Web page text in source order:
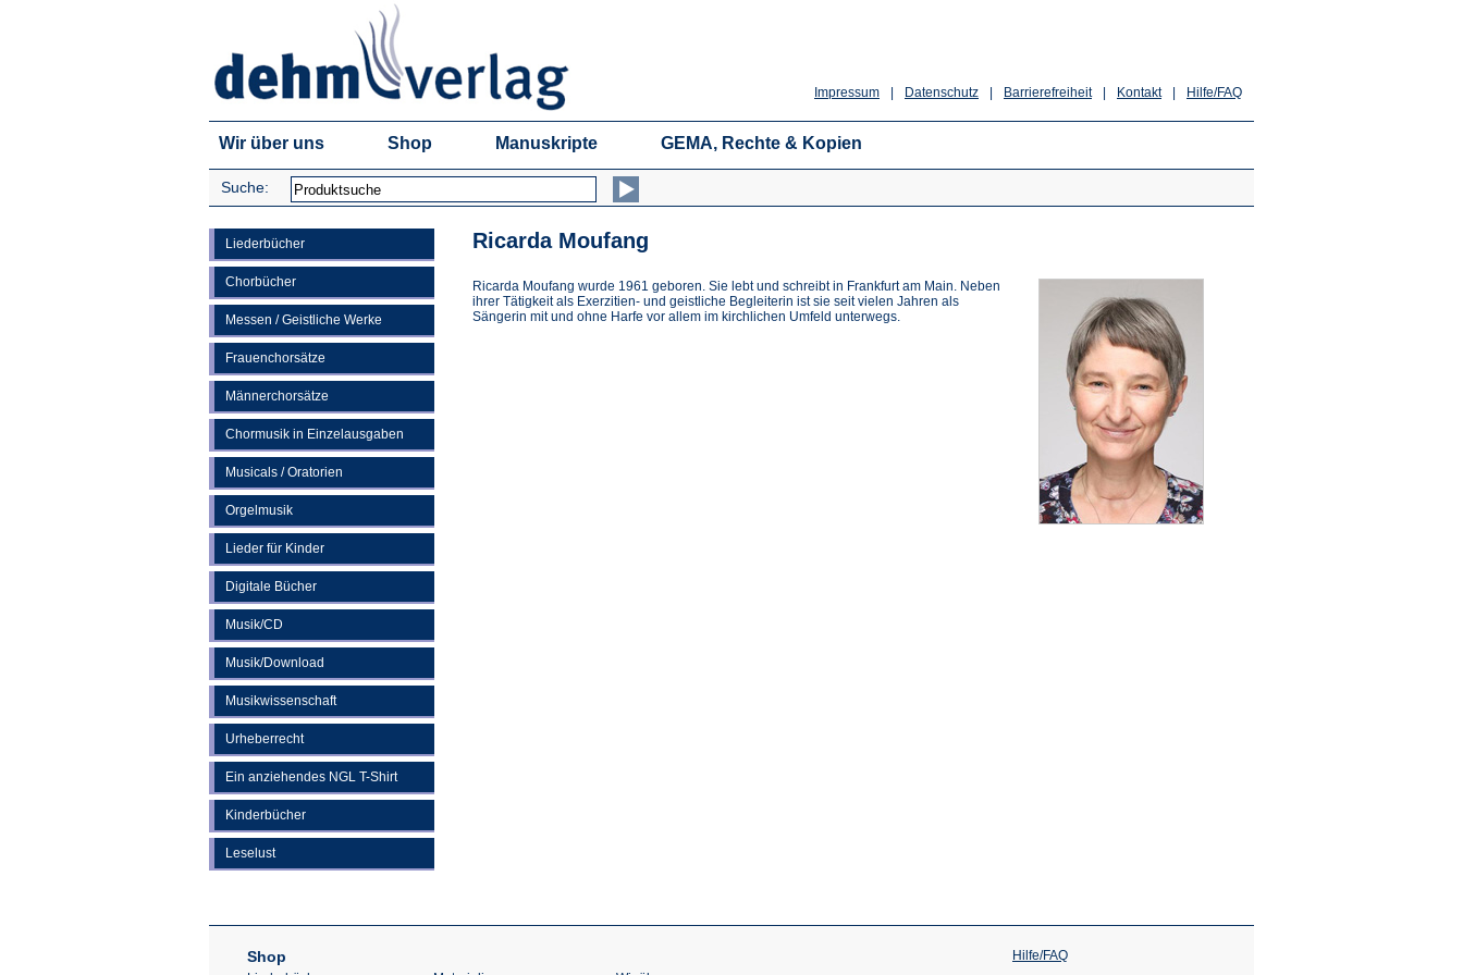
Hilfe/FAQ
Kontakt
Barrierefreiheit
Datenschutz
Impressum
Wir über uns Shop Manuskripte GEMA, Rechte & Kopien
Suche:
Liederbücher
Chorbücher
Messen / Geistliche Werke
Frauenchorsätze
Männerchorsätze
Chormusik in Einzelausgaben
Musicals / Oratorien
Orgelmusik
Lieder für Kinder
Digitale Bücher
Musik/CD
Musik/Download
Musikwissenschaft
Urheberrecht
Ein anziehendes NGL T-Shirt
Kinderbücher
Leselust
Ricarda Moufang
Ricarda Moufang wurde 1961 geboren. Sie lebt und schreibt in Frankfurt am Main. Neben
ihrer Tätigkeit als Exerzitien- und geistliche Begleiterin ist sie seit vielen Jahren als
Sängerin mit und ohne Harfe vor allem im kirchlichen Umfeld unterwegs.
Shop Hilfe/FAQ